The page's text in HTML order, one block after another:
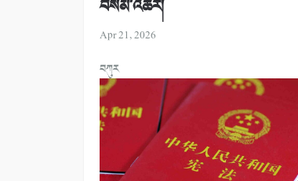
བསམ་འཆར།
Apr 21, 2026
བཀུར